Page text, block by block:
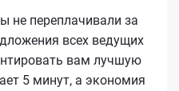
не переплачивали за
всех ведущих
вам лучшую
5 минут, а экономия